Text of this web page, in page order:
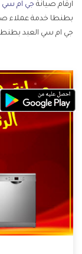
ارقام صيانة جي ام سي
بطنطا خدمة عملاء
جي ام سي العبد